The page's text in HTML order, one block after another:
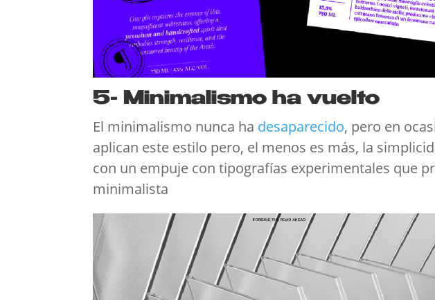
5- Minimalismo ha vuelto
El minimalismo nunca ha desaparecido, pero en
aplican este estilo pero, el menos es más, la
con un empuje con tipografías experimentales que
minimalista